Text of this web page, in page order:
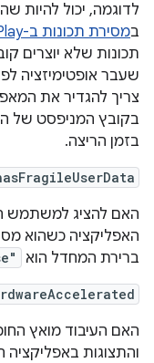
לדוגמה, יכול להיות
במסירת תכונות ב-Play
צריך להגדיר את
בקובץ המניפסט של
בזמן הריצה.
האם להציג למשתמש
האפליקציה כשהוא
ברירת המחדל הוא
האם העיבוד מואץ
והתצוגות באפליקציה